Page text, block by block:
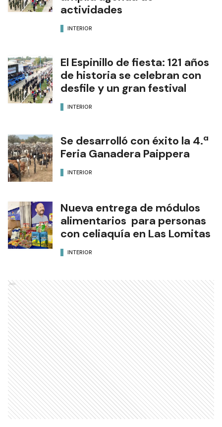
actividades
INTERIOR
El Espinillo de fiesta: 121 años
de historia se celebran con
desfile y un gran festival
INTERIOR
Se desarrolló con éxito la 4.ª
Feria Ganadera Paippera
INTERIOR
Nueva entrega de módulos
alimentarios para personas
con celiaquía en Las Lomitas
INTERIOR
Ads